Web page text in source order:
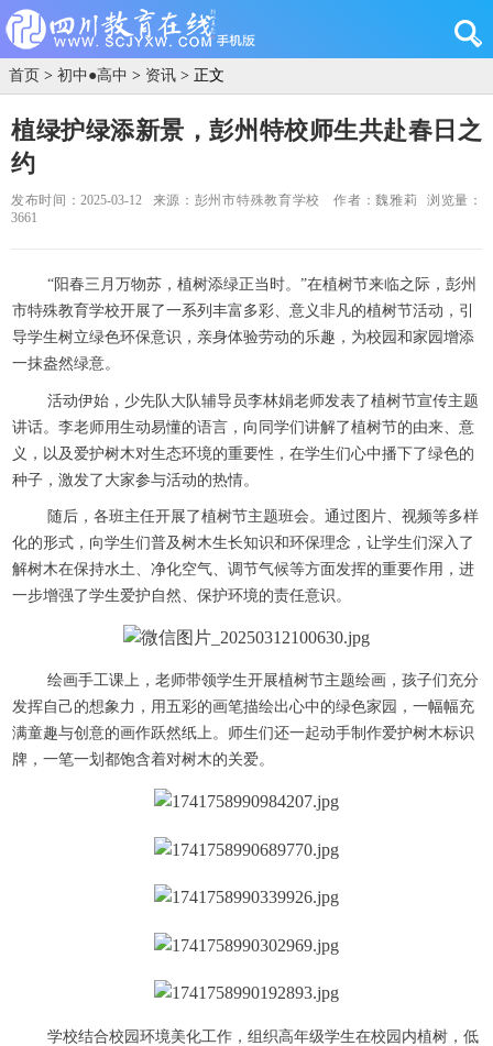
首页 > 初中●高中 > 资讯 > 正文
植绿护绿添新景，彭州特校师生共赴春日之
约
发布时间：2025-03-12 来源：彭州市特殊教育学校 作者：魏雅莉
浏览量：
3661
“阳春三月万物苏，植树添绿正当时。”在植树节来临之际，彭州
市特殊教育学校开展了一系列丰富多彩、意义非凡的植树节活动，引
导学生树立绿色环保意识，亲身体验劳动的乐趣，为校园和家园增添
一抹盎然绿意。
活动伊始，少先队大队辅导员李林娟老师发表了植树节宣传主题
讲话。李老师用生动易懂的语言，向同学们讲解了植树节的由来、意
义，以及爱护树木对生态环境的重要性，在学生们心中播下了绿色的
种子，激发了大家参与活动的热情。
随后，各班主任开展了植树节主题班会。通过图片、视频等多样
化的形式，向学生们普及树木生长知识和环保理念，让学生们深入了
解树木在保持水土、净化空气、调节气候等方面发挥的重要作用，进
一步增强了学生爱护自然、保护环境的责任意识。
绘画手工课上，老师带领学生开展植树节主题绘画，孩子们充分
发挥自己的想象力，用五彩的画笔描绘出心中的绿色家园，一幅幅充
满童趣与创意的画作跃然纸上。师生们还一起动手制作爱护树木标识
牌，一笔一划都饱含着对树木的关爱。
学校结合校园环境美化工作，组织高年级学生在校园内植树，低